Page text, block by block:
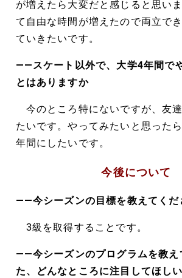
が増えたら大変だと感じると思い
て自由な時間が増えたので両立で
ていきたいです。
――スケート以外で、大学4年間で
とはありますか
今のところ特にないですが、友
たいです。やってみたいと思った
年間にしたいです。
今後について
――今シーズンの目標を教えてくだ
3級を取得することです。
――今シーズンのプログラムを教え
た、どんなところに注目してほし